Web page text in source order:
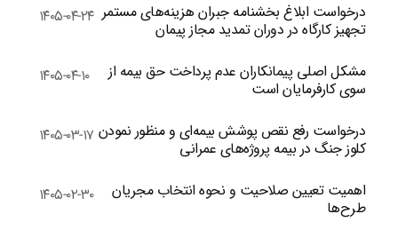
درخواست ابلاغ بخشنامه جبران هزینه‌های مستمر
تجهیز کارگاه در دوران تمدید مجاز پیمان
۱۴۰۵-۰۴-۲۴
مشکل اصلی پیمانکاران عدم پرداخت حق بیمه از
سوی کارفرمایان است
۱۴۰۵-۰۴-۱۰
درخواست رفع نقص پوشش بیمه‌ای و منظور نمودن
کلوز جنگ در بیمه پروژه‌های عمرانی
۱۴۰۵-۰۳-۱۷
اهمیت تعیین صلاحیت و نحوه انتخاب مجریان
طرح‌ها
۱۴۰۵-۰۲-۳۰